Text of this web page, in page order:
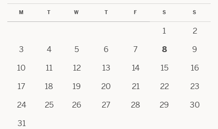
M T W T F S S
1
2
3
4 5 6 7 8
9
10
11 12 13 14 15
16
17
18 19 20 21 22
23
24
25 26 27 28 29
30
31